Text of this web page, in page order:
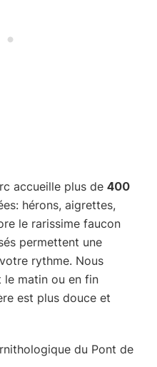
accueille plus de 400
hérons, aigrettes,
le rarissime faucon
permettent une
rythme. Nous
le matin ou en fin
est plus douce et